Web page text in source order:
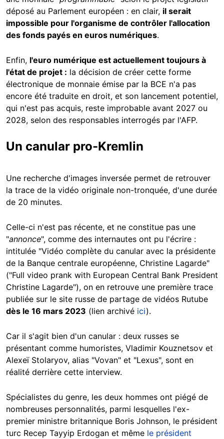
déposé au Parlement européen : en clair, il serait
impossible pour l'organisme de contrôler l'allocation
des fonds payés en euros numériques.
Enfin, l'euro numérique est actuellement toujours à
l'état de projet : la décision de créer cette forme
électronique de monnaie émise par la BCE n'a pas
encore été traduite en droit, et son lancement potentiel,
qui n'est pas acquis, reste improbable avant 2027 ou
2028, selon des responsables interrogés par l'AFP.
Un canular pro-Kremlin
Une recherche d'images inversée permet de retrouver
la trace de la vidéo originale non-tronquée, d'une durée
de 20 minutes.
Celle-ci n'est pas récente, et ne constitue pas une
"annonce", comme des internautes ont pu l'écrire :
intitulée "Vidéo complète du canular avec la présidente
de la Banque centrale européenne, Christine Lagarde"
("Full video prank with European Central Bank President
Christine Lagarde"), on en retrouve une première trace
publiée sur le site russe de partage de vidéos Rutube
dès le 16 mars 2023 (lien archivé ici).
Car il s'agit bien d'un canular : deux russes se
présentant comme humoristes, Vladimir Kouznetsov et
Alexeï Stolaryov, alias "Vovan" et "Lexus", sont en
réalité derrière cette interview.
Spécialistes du genre, les deux hommes ont piégé de
nombreuses personnalités, parmi lesquelles l'ex-
premier ministre britannique Boris Johnson, le président
turc Recep Tayyip Erdogan et même le président